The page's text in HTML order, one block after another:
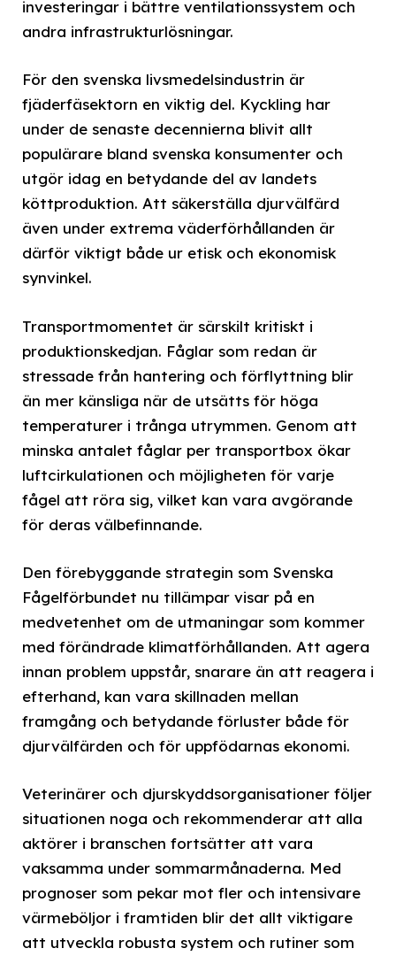
investeringar i bättre ventilationssystem och
andra infrastrukturlösningar.
För den svenska livsmedelsindustrin är
fjäderfäsektorn en viktig del. Kyckling har
under de senaste decennierna blivit allt
populärare bland svenska konsumenter och
utgör idag en betydande del av landets
köttproduktion. Att säkerställa djurvälfärd
även under extrema väderförhållanden är
därför viktigt både ur etisk och ekonomisk
synvinkel.
Transportmomentet är särskilt kritiskt i
produktionskedjan. Fåglar som redan är
stressade från hantering och förflyttning blir
än mer känsliga när de utsätts för höga
temperaturer i trånga utrymmen. Genom att
minska antalet fåglar per transportbox ökar
luftcirkulationen och möjligheten för varje
fågel att röra sig, vilket kan vara avgörande
för deras välbefinnande.
Den förebyggande strategin som Svenska
Fågelförbundet nu tillämpar visar på en
medvetenhet om de utmaningar som kommer
med förändrade klimatförhållanden. Att agera
innan problem uppstår, snarare än att reagera i
efterhand, kan vara skillnaden mellan
framgång och betydande förluster både för
djurvälfärden och för uppfödarnas ekonomi.
Veterinärer och djurskyddsorganisationer följer
situationen noga och rekommenderar att alla
aktörer i branschen fortsätter att vara
vaksamma under sommarmånaderna. Med
prognoser som pekar mot fler och intensivare
värmeböljor i framtiden blir det allt viktigare
att utveckla robusta system och rutiner som